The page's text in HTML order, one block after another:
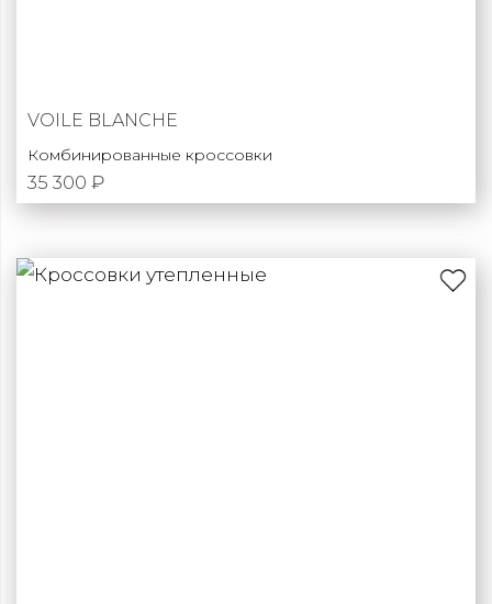
VOILE BLANCHE
Комбинированные кроссовки
35 300 ₽